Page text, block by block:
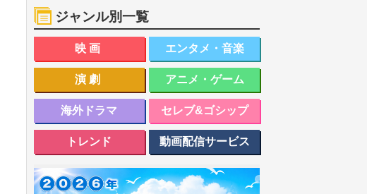
ジャンル別一覧
映画 エンタメ・音楽
演劇 アニメ・ゲーム
海外ドラマ セレブ&ゴシップ
トレンド 動画配信サービス